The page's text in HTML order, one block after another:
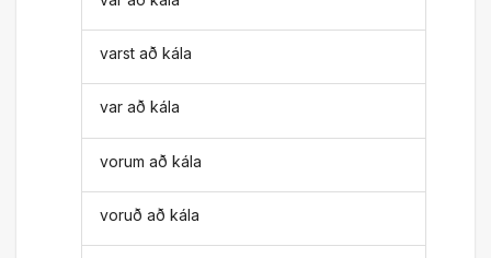
varst að kála
var að kála
vorum að kála
voruð að kála